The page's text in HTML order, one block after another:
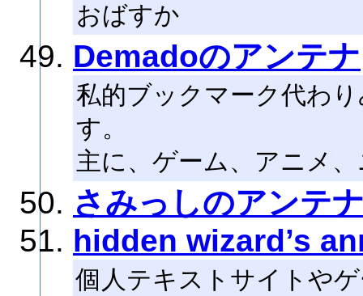
おばすか
Demadoのアンテナ
私的ブックマーク代わ
す。
主に、ゲーム、アニメ
さみっしのアンテ
hidden wizard’s
個人テキストサイトや